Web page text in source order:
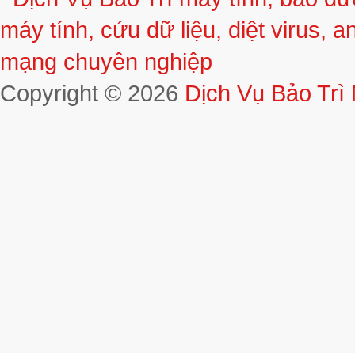
Copyright © 2026 Dịch Vụ Bảo Trì